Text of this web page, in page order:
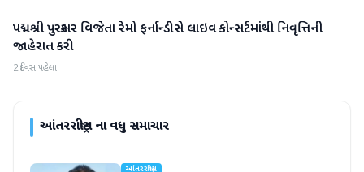
આંતરરાષ્ટ્રીય
પદ્મશ્રી પુરસ્કાર વિજેતા રેમો ફર્નાન્ડીસે લાઇવ કોન્સર્ટમાંથી નિવૃત્તિની
જાહેરાત કરી
2 દિવસ પહેલા
આંતરરાષ્ટ્રીયના વધુ સમાચાર
આંતરરાષ્ટ્રીય